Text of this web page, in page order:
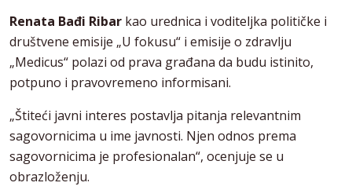
Renata Bađi Ribar kao urednica i voditeljka političke i
društvene emisije „U fokusu“ i emisije o zdravlju
„Medicus“ polazi od prava građana da budu istinito,
potpuno i pravovremeno informisani.
„Štiteći javni interes postavlja pitanja relevantnim
sagovornicima u ime javnosti. Njen odnos prema
sagovornicima je profesionalan“, ocenjuje se u
obrazloženju.